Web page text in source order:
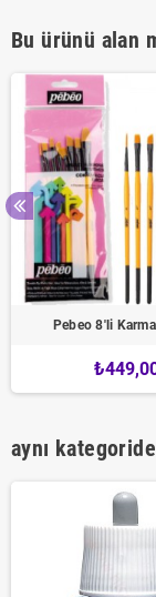
Bu ürünü alan
Pebeo 8'li
aynı